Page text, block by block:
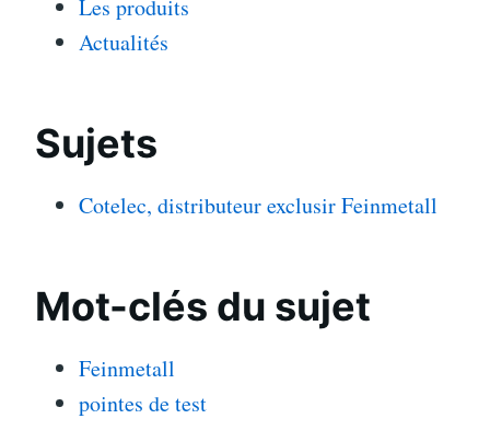
Les produits
Actualités
Sujets
Cotelec, distributeur exclusir Feinmetall
Mot-clés du sujet
Feinmetall
pointes de test